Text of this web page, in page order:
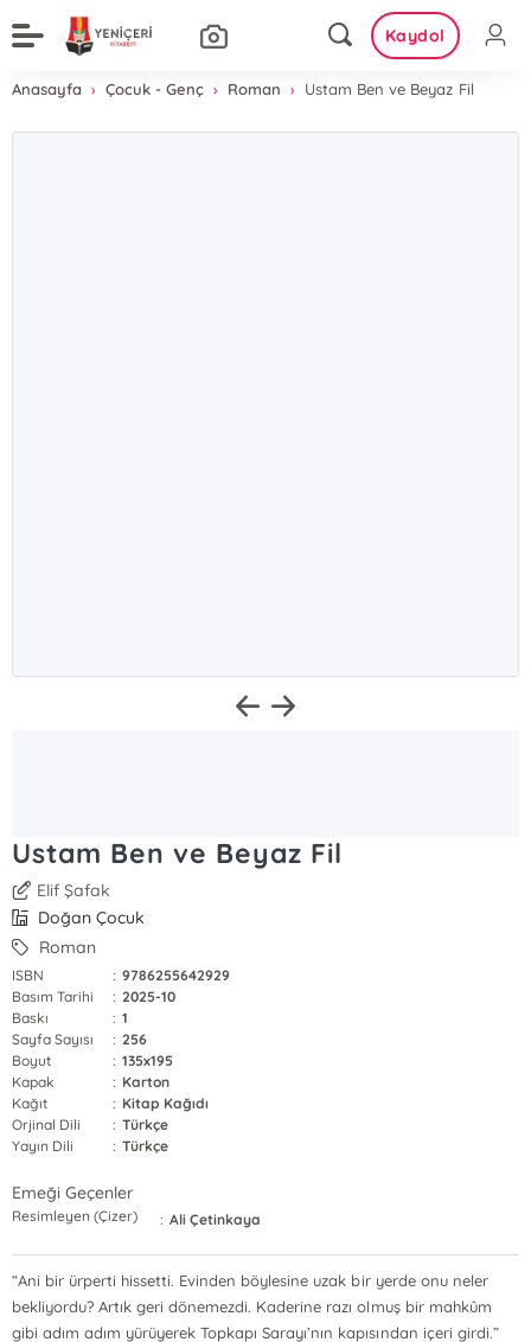
Kaydol
Anasayfa Çocuk - Genç Roman Ustam Ben ve Beyaz Fil
Ustam Ben ve Beyaz Fil
Elif Şafak
Doğan Çocuk
Roman
ISBN : 9786255642929
Basım Tarihi
: 2025-10
Baskı
: 1
Sayfa Sayısı
: 256
Boyut
: 135x195
Kapak
: Karton
Kağıt
: Kitap Kağıdı
Orjinal Dili
: Türkçe
Yayın Dili
: Türkçe
Emeği Geçenler
Resimleyen (Çizer) : Ali Çetinkaya
“Ani bir ürperti hissetti. Evinden böylesine uzak bir yerde onu neler
bekliyordu? Artık geri dönemezdi. Kaderine razı olmuş bir mahkûm
gibi adım adım yürüyerek Topkapı Sarayı’nın kapısından içeri girdi.”